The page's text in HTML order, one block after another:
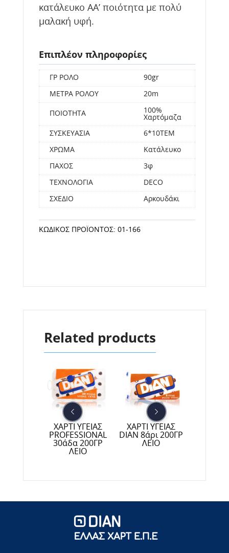
κατάλευκο ΑΑ’ ποιότητα με πολύ
μαλακή υφή.
Επιπλέον πληροφορίες
ΓΡ ΡΟΛΟ 90gr
ΜΕΤΡΑ ΡΟΛΟΥ 20m
ΠΟΙΟΤΗΤΑ
100%
Χαρτόμαζα
ΣΥΣΚΕΥΑΣΙΑ 6*10ΤΕΜ
ΧΡΩΜΑ Κατάλευκο
ΠΑΧΟΣ 3φ
ΤΕΧΝΟΛΟΓΙΑ DECO
ΣΧΕΔΙΟ Αρκουδάκι
ΚΩΔΙΚΌΣ ΠΡΟΪΌΝΤΟΣ: 01-166
Related products
ΧΑΡΤΙ ΥΓΕΙΑΣ
PROFESSIONAL
30άδα 200ΓΡ
ΛΕΙΟ
ΧΑΡΤΙ ΥΓΕΙΑΣ
DIAN 8άρι 200ΓΡ
ΛΕΙΟ